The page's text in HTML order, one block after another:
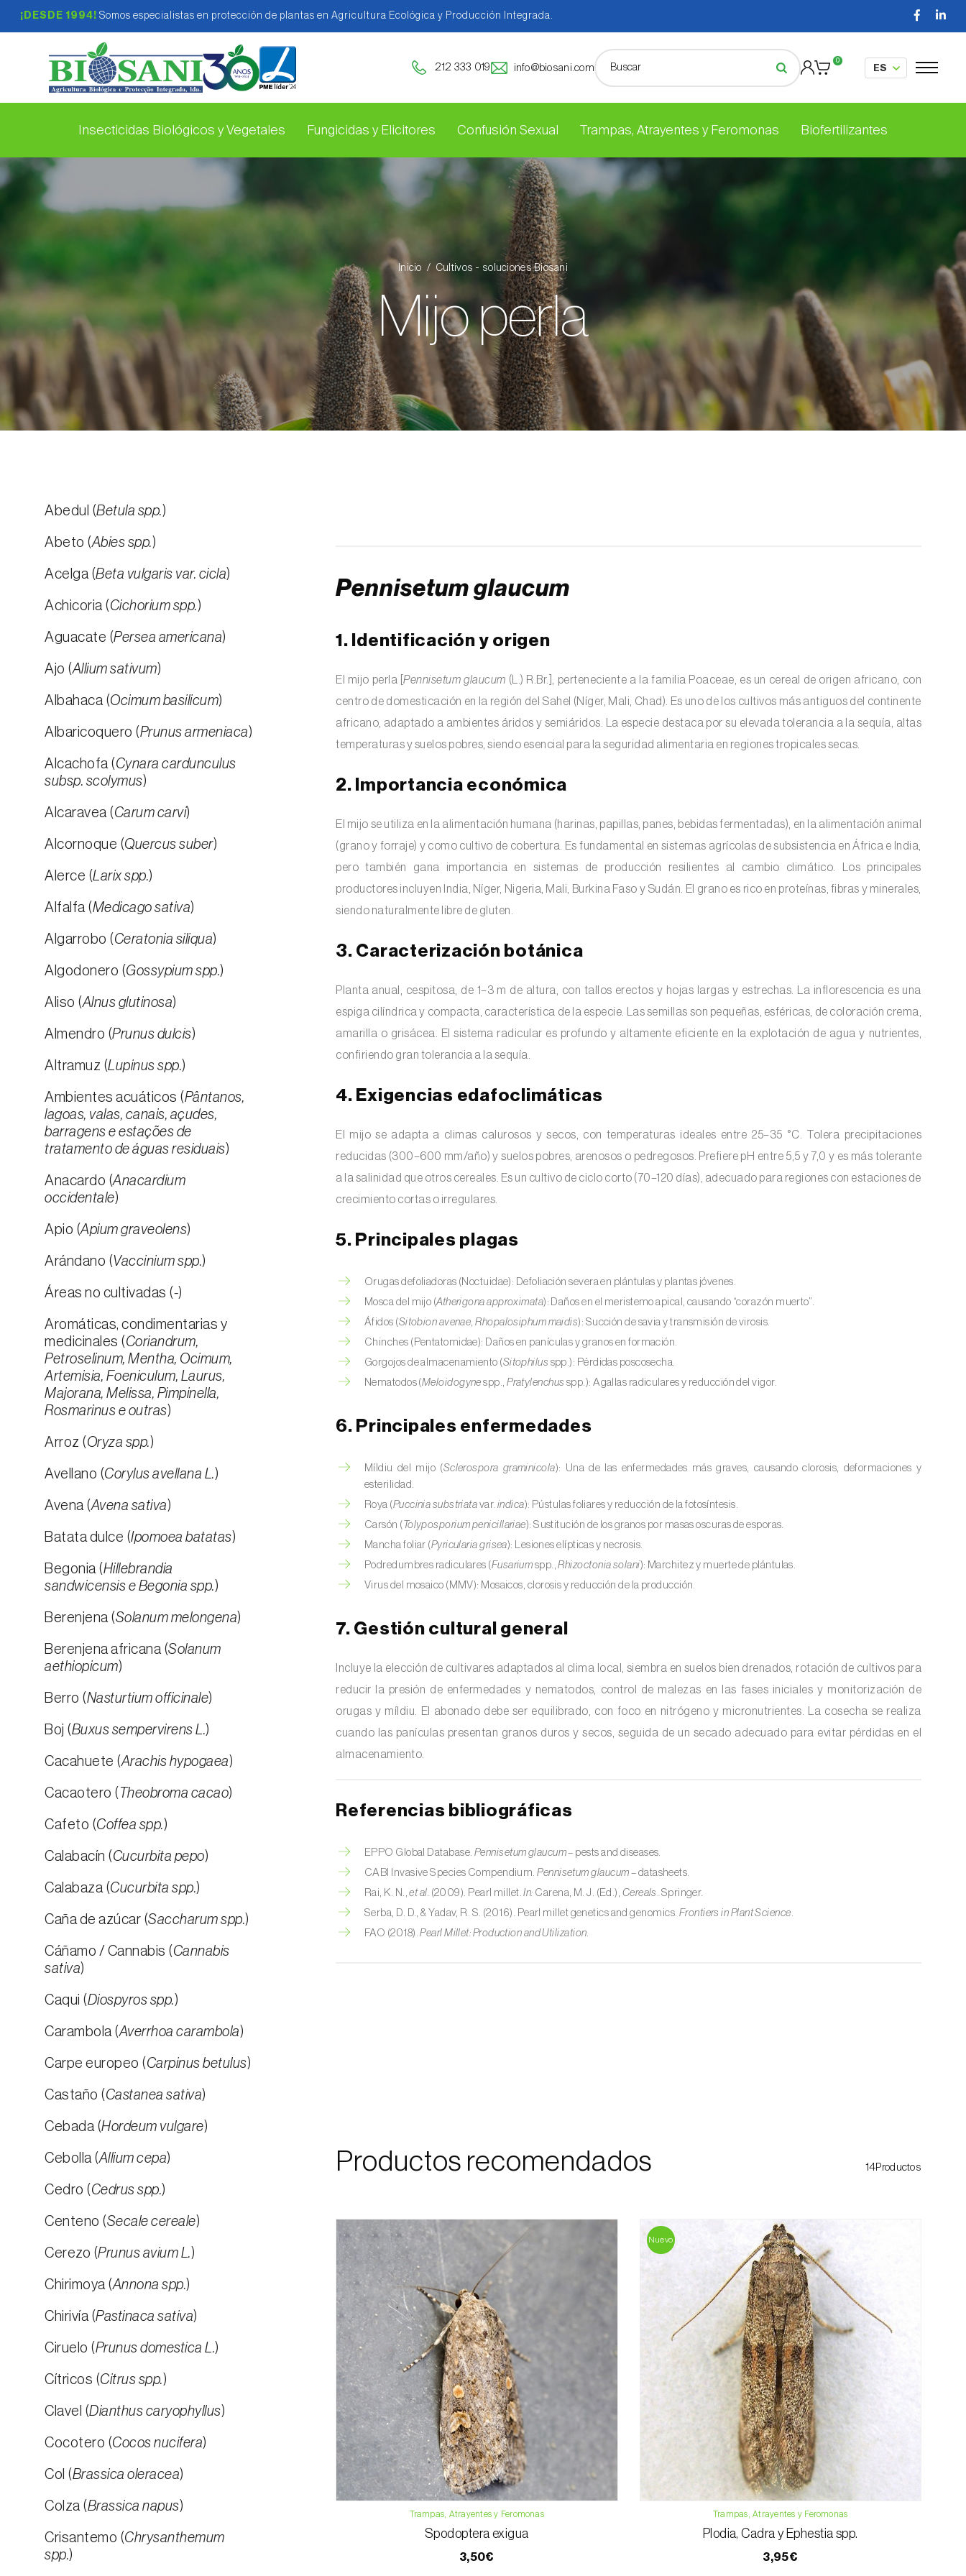
¡DESDE 1994! Somos especialistas en protección de plantas en Agricultura Ecológica y Producción Integrada.
212 333 019 info@biosani.com
0
Insecticidas Biológicos y Vegetales Fungicidas y Elicitores Confusión Sexual Trampas, Atrayentes y Feromonas Biofertilizantes
Inicio Cultivos - soluciones Biosani
Mijo perla
Abedul (Betula spp.)
Abeto (Abies spp.)
Acelga (Beta vulgaris var. cicla)
Achicoria (Cichorium spp.)
Aguacate (Persea americana)
Ajo (Allium sativum)
Albahaca (Ocimum basilicum)
Albaricoquero (Prunus armeniaca)
Alcachofa (Cynara cardunculus
subsp. scolymus)
Alcaravea (Carum carvi)
Alcornoque (Quercus suber)
Alerce (Larix spp.)
Alfalfa (Medicago sativa)
Algarrobo (Ceratonia siliqua)
Algodonero (Gossypium spp.)
Aliso (Alnus glutinosa)
Almendro (Prunus dulcis)
Altramuz (Lupinus spp.)
Ambientes acuáticos (Pântanos,
lagoas, valas, canais, açudes,
barragens e estações de
tratamento de águas residuais)
Anacardo (Anacardium
occidentale)
Apio (Apium graveolens)
Arándano (Vaccinium spp.)
Áreas no cultivadas (-)
Aromáticas, condimentarias y
medicinales (Coriandrum,
Petroselinum, Mentha, Ocimum,
Artemisia, Foeniculum, Laurus,
Majorana, Melissa, Pimpinella,
Rosmarinus e outras)
Arroz (Oryza spp.)
Avellano (Corylus avellana L.)
Avena (Avena sativa)
Batata dulce (Ipomoea batatas)
Begonia (Hillebrandia
sandwicensis e Begonia spp.)
Berenjena (Solanum melongena)
Berenjena africana (Solanum
aethiopicum)
Berro (Nasturtium officinale)
Boj (Buxus sempervirens L.)
Cacahuete (Arachis hypogaea)
Cacaotero ( Theobroma cacao)
Cafeto (Coffea spp.)
Calabacín (Cucurbita pepo)
Calabaza (Cucurbita spp.)
Caña de azúcar (Saccharum spp.)
Cáñamo / Cannabis (Cannabis
sativa)
Caqui (Diospyros spp.)
Carambola (Averrhoa carambola)
Carpe europeo (Carpinus betulus)
Castaño (Castanea sativa)
Cebada (Hordeum vulgare)
Cebolla (Allium cepa)
Cedro (Cedrus spp.)
Centeno (Secale cereale)
Cerezo (Prunus avium L.)
Chirimoya (Annona spp.)
Chirivía (Pastinaca sativa)
Ciruelo (Prunus domestica L.)
Cítricos (Citrus spp.)
Clavel (Dianthus caryophyllus)
Cocotero (Cocos nucifera)
Col (Brassica oleracea)
Colza (Brassica napus)
Crisantemo (Chrysanthemum
spp.)
Pennisetum glaucum
1. Identificación y origen
El mijo perla [Pennisetum glaucum (L.) R.Br.], perteneciente a la familia Poaceae, es un cereal de origen africano, con
centro de domesticación en la región del Sahel (Níger, Mali, Chad). Es uno de los cultivos más antiguos del continente
africano, adaptado a ambientes áridos y semiáridos. La especie destaca por su elevada tolerancia a la sequía, altas
temperaturas y suelos pobres, siendo esencial para la seguridad alimentaria en regiones tropicales secas.
2. Importancia económica
El mijo se utiliza en la alimentación humana (harinas, papillas, panes, bebidas fermentadas), en la alimentación animal
(grano y forraje) y como cultivo de cobertura. Es fundamental en sistemas agrícolas de subsistencia en África e India,
pero también gana importancia en sistemas de producción resilientes al cambio climático. Los principales
productores incluyen India, Níger, Nigeria, Mali, Burkina Faso y Sudán. El grano es rico en proteínas, fibras y minerales,
siendo naturalmente libre de gluten.
3. Caracterización botánica
Planta anual, cespitosa, de 1–3 m de altura, con tallos erectos y hojas largas y estrechas. La inflorescencia es una
espiga cilíndrica y compacta, característica de la especie. Las semillas son pequeñas, esféricas, de coloración crema,
amarilla o grisácea. El sistema radicular es profundo y altamente eficiente en la explotación de agua y nutrientes,
confiriendo gran tolerancia a la sequía.
4. Exigencias edafoclimáticas
El mijo se adapta a climas calurosos y secos, con temperaturas ideales entre 25–35 °C. Tolera precipitaciones
reducidas (300–600 mm/año) y suelos pobres, arenosos o pedregosos. Prefiere pH entre 5,5 y 7,0 y es más tolerante
a la salinidad que otros cereales. Es un cultivo de ciclo corto (70–120 días), adecuado para regiones con estaciones de
crecimiento cortas o irregulares.
5. Principales plagas
Orugas defoliadoras (Noctuidae): Defoliación severa en plántulas y plantas jóvenes.
Mosca del mijo (Atherigona approximata): Daños en el meristemo apical, causando “corazón muerto”.
Áfidos (Sitobion avenae,Rhopalosiphum maidis): Succión de savia y transmisión de virosis.
Chinches (Pentatomidae): Daños en panículas y granos en formación.
Gorgojos de almacenamiento (Sitophilus spp.): Pérdidas poscosecha.
Nematodos (Meloidogyne spp.,Pratylenchus spp.): Agallas radiculares y reducción del vigor.
6. Principales enfermedades
Míldiu del mijo (Sclerospora graminicola): Una de las enfermedades más graves, causando clorosis, deformaciones y
esterilidad.
Roya (Puccinia substriata var. indica): Pústulas foliares y reducción de la fotosíntesis.
Carsón ( Tolyposporium penicillariae): Sustitución de los granos por masas oscuras de esporas.
Mancha foliar (Pyricularia grisea): Lesiones elípticas y necrosis.
Podredumbres radiculares (Fusarium spp.,Rhizoctonia solani): Marchitez y muerte de plántulas.
Virus del mosaico (MMV): Mosaicos, clorosis y reducción de la producción.
7. Gestión cultural general
Incluye la elección de cultivares adaptados al clima local, siembra en suelos bien drenados, rotación de cultivos para
reducir la presión de enfermedades y nematodos, control de malezas en las fases iniciales y monitorización de
orugas y míldiu. El abonado debe ser equilibrado, con foco en nitrógeno y micronutrientes. La cosecha se realiza
cuando las panículas presentan granos duros y secos, seguida de un secado adecuado para evitar pérdidas en el
almacenamiento.
Referencias bibliográficas
EPPO Global Database. Pennisetum glaucum– pests and diseases.
CABI Invasive Species Compendium.Pennisetum glaucum – datasheets.
Rai, K. N., et al. (2009). Pearl millet.In: Carena, M. J. (Ed.), Cereals . Springer.
Serba, D. D., & Yadav, R. S. (2016). Pearl millet genetics and genomics. Frontiers in Plant Science.
FAO (2018).Pearl Millet: Production and Utilization.
Productos recomendados 14Productos
Trampas, Atrayentes y Feromonas
Spodoptera exigua
3,50€
Nuevo
Trampas, Atrayentes y Feromonas
Plodia, Cadra y Ephestia spp.
3,95€